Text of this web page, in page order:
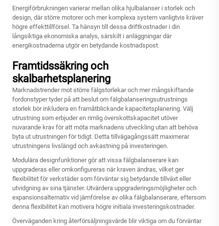
Energiförbrukningen varierar mellan olika hjulbalanser i storlek och
design, där större motorer och mer komplexa system vanligtvis kräver
högre effekttillförsel. Ta hänsyn till dessa driftkostnader i din
långsiktiga ekonomiska analys, särskilt i anläggningar där
energikostnaderna utgör en betydande kostnadspost.
Framtidssäkring och
skalbarhetsplanering
Marknadstrender mot större fälgstorlekar och mer mångskiftande
fordonstyper tyder på att beslut om fälgbalanseringsutrustnings
storlek bör inkludera en framåtblickande kapacitetsplanering. Välj
utrustning som erbjuder en rimlig överskottskapacitet utöver
nuvarande krav för att möta marknadens utveckling utan att behöva
byta ut utrustningen för tidigt. Detta tillvägagångssätt maximerar
utrustningens livslängd och avkastning på investeringen.
Modulära designfunktioner gör att vissa fälgbalanserare kan
uppgraderas eller omkonfigureras när kraven ändras, vilket ger
flexibilitet för verkstäder som förväntar sig betydande tillväxt eller
utvidgning av sina tjänster. Utvärdera uppgraderingsmöjligheter och
expansionsalternativ vid jämförelse av olika fälgbalanserare, eftersom
denna flexibilitet kan motivera högre initiala investeringskostnader.
Överväganden kring återförsäljningsvärde blir viktiga om du förväntar